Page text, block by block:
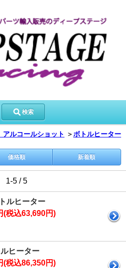
検索
ルコールショット ＞ボトルヒーター
価格順 新着順
1-5 / 5
ルヒーター
(税込63,690円)
ヒーター
(税込86,350円)